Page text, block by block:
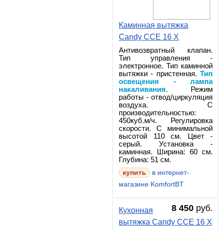
Каминная вытяжка
Candy CCE 16 X
Антивозвратный клапан.
Тип управления -
электронное. Тип каминной
вытяжки - пристенная.Тип
освещения - лампа
накаливания. Режим
работы - отвод/циркуляция
воздуха. С
производительностью:
450куб.м/ч. Регулировка
скорости. С минимальной
высотой 110 см. Цвет -
серый. Установка -
каминная. Ширина: 60 см.
Глубина: 51 см.
в интернет-
магазине KomfortBT
8 450 руб.
Кухонная
вытяжка Candy CCE 16 X